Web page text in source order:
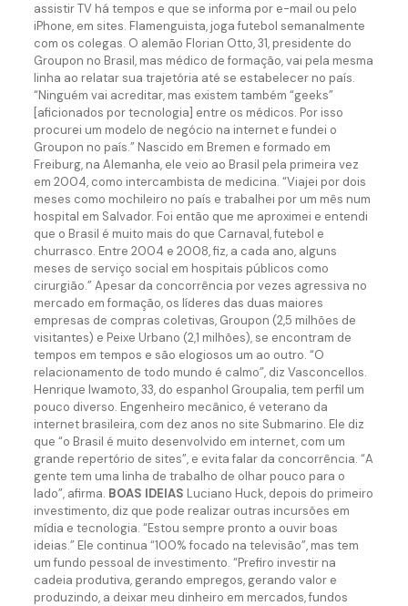
assistir TV há tempos e que se informa por e-mail ou pelo
iPhone, em sites. Flamenguista, joga futebol semanalmente
com os colegas. O alemão Florian Otto, 31, presidente do
Groupon no Brasil, mas médico de formação, vai pela mesma
linha ao relatar sua trajetória até se estabelecer no país.
“Ninguém vai acreditar, mas existem também “geeks”
[aficionados por tecnologia] entre os médicos. Por isso
procurei um modelo de negócio na internet e fundei o
Groupon no país.” Nascido em Bremen e formado em
Freiburg, na Alemanha, ele veio ao Brasil pela primeira vez
em 2004, como intercambista de medicina. “Viajei por dois
meses como mochileiro no país e trabalhei por um mês num
hospital em Salvador. Foi então que me aproximei e entendi
que o Brasil é muito mais do que Carnaval, futebol e
churrasco. Entre 2004 e 2008, fiz, a cada ano, alguns
meses de serviço social em hospitais públicos como
cirurgião.” Apesar da concorrência por vezes agressiva no
mercado em formação, os líderes das duas maiores
empresas de compras coletivas, Groupon (2,5 milhões de
visitantes) e Peixe Urbano (2,1 milhões), se encontram de
tempos em tempos e são elogiosos um ao outro. “O
relacionamento de todo mundo é calmo”, diz Vasconcellos.
Henrique Iwamoto, 33, do espanhol Groupalia, tem perfil um
pouco diverso. Engenheiro mecânico, é veterano da
internet brasileira, com dez anos no site Submarino. Ele diz
que “o Brasil é muito desenvolvido em internet, com um
grande repertório de sites”, e evita falar da concorrência. “A
gente tem uma linha de trabalho de olhar pouco para o
lado”, afirma. BOAS IDEIAS Luciano Huck, depois do primeiro
investimento, diz que pode realizar outras incursões em
mídia e tecnologia. “Estou sempre pronto a ouvir boas
ideias.” Ele continua “100% focado na televisão”, mas tem
um fundo pessoal de investimento. “Prefiro investir na
cadeia produtiva, gerando empregos, gerando valor e
produzindo, a deixar meu dinheiro em mercados, fundos